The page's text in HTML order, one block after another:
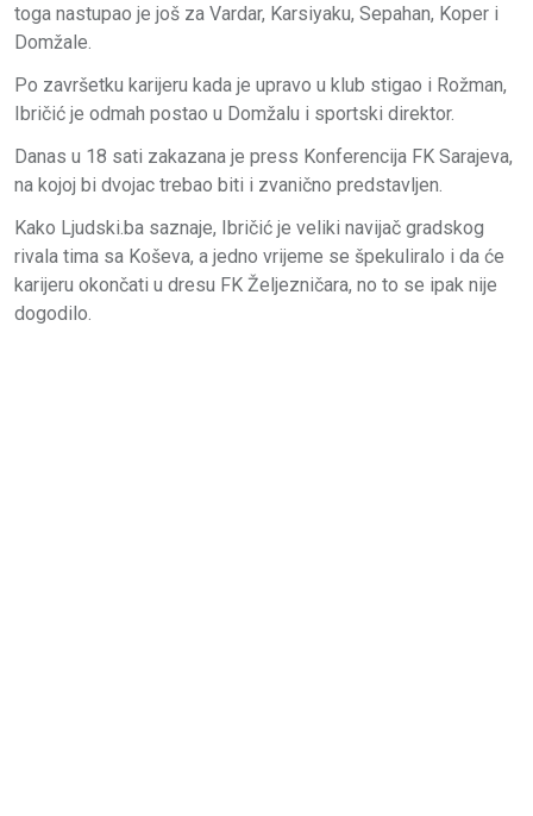
toga nastupao je još za Vardar, Karsiyaku, Sepahan, Koper i
Domžale.
Po završetku karijeru kada je upravo u klub stigao i Rožman,
Ibričić je odmah postao u Domžalu i sportski direktor.
Danas u 18 sati zakazana je press Konferencija FK Sarajeva,
na kojoj bi dvojac trebao biti i zvanično predstavljen.
Kako Ljudski.ba saznaje, Ibričić je veliki navijač gradskog
rivala tima sa Koševa, a jedno vrijeme se špekuliralo i da će
karijeru okončati u dresu FK Željezničara, no to se ipak nije
dogodilo.